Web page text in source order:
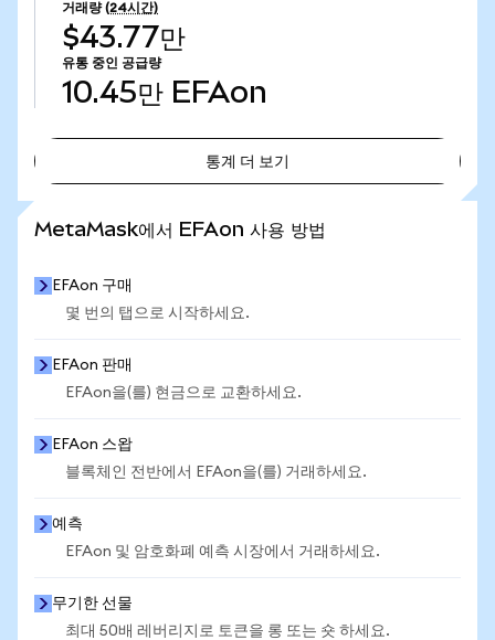
거래량 (24시간)
$43.77만
유통 중인 공급량
10.45만 EFAon
통계 더 보기
MetaMask에서 EFAon 사용 방법
EFAon 구매
몇 번의 탭으로 시작하세요.
EFAon 판매
EFAon을(를) 현금으로 교환하세요.
EFAon 스왑
블록체인 전반에서 EFAon을(를) 거래하세요.
예측
EFAon 및 암호화폐 예측 시장에서 거래하세요.
무기한 선물
최대 50배 레버리지로 토큰을 롱 또는 숏 하세요.